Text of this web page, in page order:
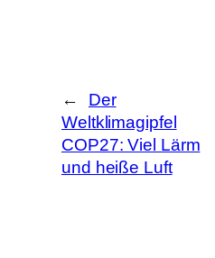
←
Der
Weltklimagipfel
COP27: Viel Lärm
und heiße Luft